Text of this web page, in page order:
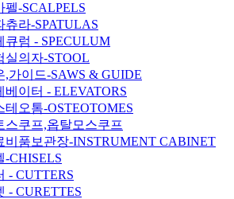
펠-SCALPELS
츄라-SPATULAS
큐럼 - SPECULUM
실의자-STOOL
,가이드-SAWS & GUIDE
베이터 - ELEVATORS
테오톰-OSTEOTOMES
스쿠프,옵탈모스쿠프
비품보관장-INSTRUMENT CABINET
-CHISELS
- CUTTERS
- CURETTES